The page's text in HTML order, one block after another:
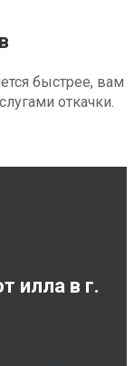
быстрее, вам
откачки.
илла в г.